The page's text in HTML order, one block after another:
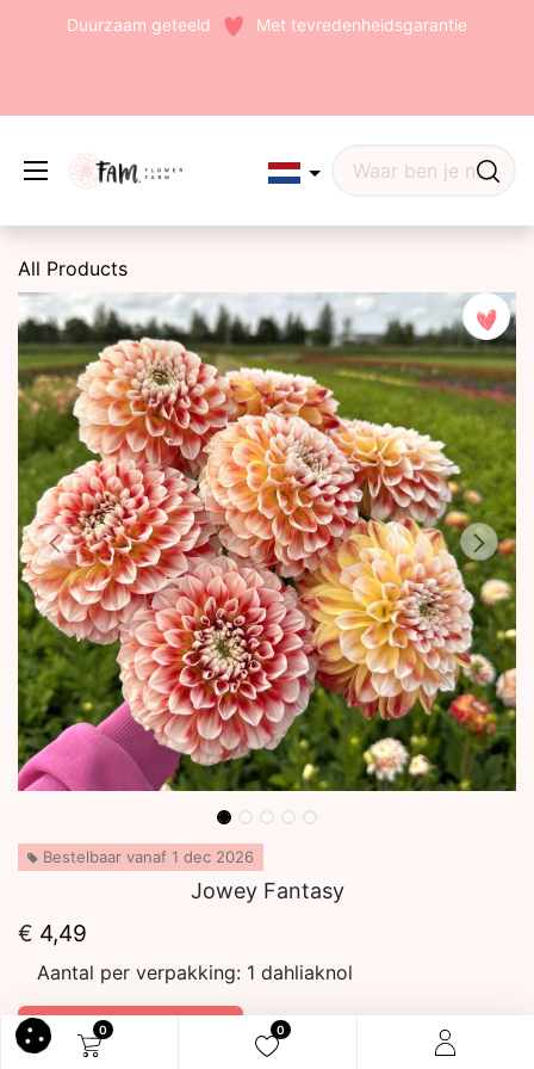
0 0
Duurzaam geteeld Met tevredenheidsgarantie
(242)
Edit widget
All Products
Bestelbaar vanaf 1 dec 2026
Jowey Fantasy
€ 4,49
Aantal per verpakking: 1 dahliaknol
In winkelmandje